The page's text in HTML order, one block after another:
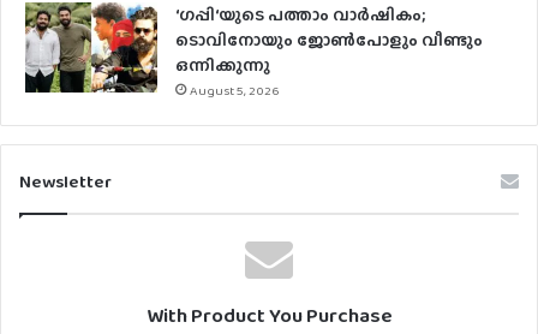
‘ഗപ്പി‘യുടെ പത്താം വാർഷികം;
ടൊവിനോയും ജോൺപോളും വീണ്ടും
ഒന്നിക്കുന്നു
August 5, 2026
Newsletter
With Product You Purchase